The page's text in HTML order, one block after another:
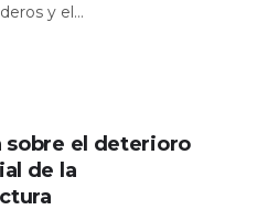
y el...
el deterioro
de la